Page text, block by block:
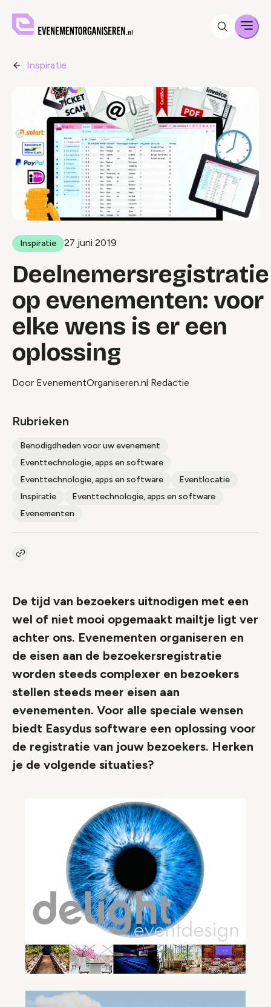
Inspiratie
Inspiratie 27 juni 2019
Deelnemersregistratie
op evenementen: voor
elke wens is er een
oplossing
Door EvenementOrganiseren.nl Redactie
Rubrieken
Benodigdheden voor uw evenement
Eventtechnologie, apps en software
Eventtechnologie, apps en software
Eventlocatie
Inspiratie
Eventtechnologie, apps en software
Evenementen
Kopieer link naar artikel
De tijd van bezoekers uitnodigen met een
wel of niet mooi opgemaakt mailtje ligt ver
achter ons. Evenementen organiseren en
de eisen aan de bezoekersregistratie
worden steeds complexer en bezoekers
stellen steeds meer eisen aan
evenementen. Voor alle speciale wensen
biedt Easydus software een oplossing voor
de registratie van jouw bezoekers. Herken
je de volgende situaties?